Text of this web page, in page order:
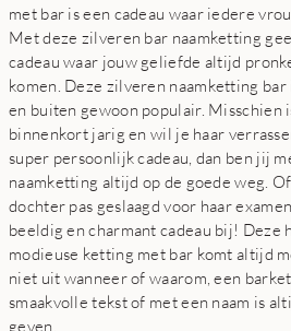
met bar is een cadeau waar iedere
Met deze zilveren bar naamketting
cadeau waar jouw geliefde altijd
komen. Deze zilveren naamketting
en buiten gewoon populair. Misschien
binnenkort jarig en wil je haar
super persoonlijk cadeau, dan ben jij
naamketting altijd op de goede weg.
dochter pas geslaagd voor haar
beeldig en charmant cadeau bij! Deze
modieuse ketting met bar komt altijd
niet uit wanneer of waarom, een
smaakvolle tekst of met een naam is
geven.